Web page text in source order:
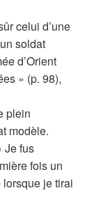
celui d’une
soldat
d’Orient
» (p. 98),
plein
modèle.
Je fus
fois un
je tirai